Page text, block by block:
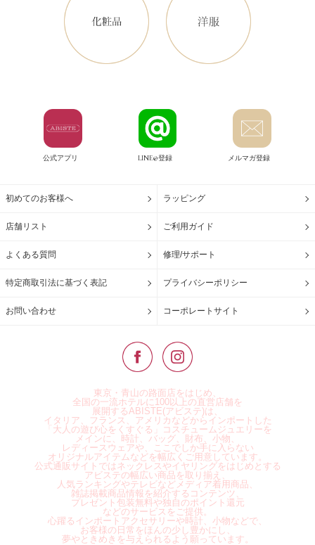
公式アプリ LINE@登録 メルマガ登録
初めてのお客様へ ラッピング
店舗リスト ご利用ガイド
よくある質問 修理/サポート
特定商取引法に基づく表記 プライバシーポリシー
お問い合わせ コーポレートサイト
東京・青山の路面店をはじめ、
全国の一流ホテルに100以上の直営店舗を
展開するABISTE(アビステ)は、
イタリア、フランス、アメリカなどからインポートした
「大人の遊び心をくすぐる」コスチュームジュエリーを
メインに、時計、バッグ、財布、小物、
レディースウェアや、ここでしか手に入らない
オリジナルアイテムなどを幅広くご用意しています。
公式通販サイトではネックレスやイヤリングをはじめとする
アビステの幅広い商品を取り揃え、
人気ランキングやテレビなどメディア着用商品、
雑誌掲載商品情報を紹介するコンテンツ、
プレゼント包装無料や独自のポイント還元
などのサービスをご提供。
心躍るインポートアクセサリーや時計、小物などで、
お客様の日常をほんの少し豊かにし、
夢やときめきを与えられるよう願っています。